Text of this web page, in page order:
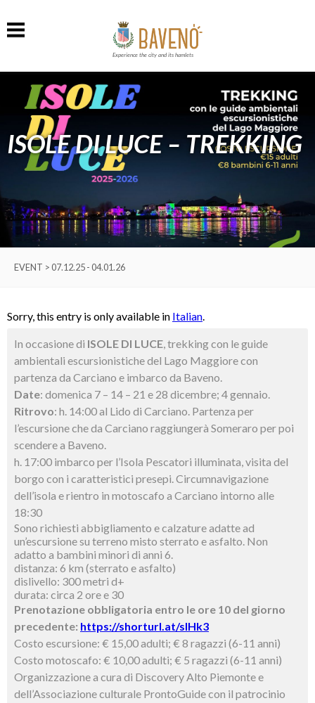
Experience the city and its hamlets
ISOLE DI LUCE – TREKKING
EVENT > 07.12.25 - 04.01.26
Sorry, this entry is only available in Italian.
In occasione di ISOLE DI LUCE, trekking con le guide
ambientali escursionistiche del Lago Maggiore con
partenza da Carciano e imbarco da Baveno.
Date: domenica 7 – 14 – 21 e 28 dicembre; 4 gennaio.
Ritrovo: h. 14:00 al Lido di Carciano. Partenza per
l’escursione che da Carciano raggiungerà Someraro per poi
scendere a Baveno.
h. 17:00 imbarco per l’Isola Pescatori illuminata, visita del
borgo con i caratteristici presepi. Circumnavigazione
dell’isola e rientro in motoscafo a Carciano intorno alle
18:30
Sono richiesti abbigliamento e calzature adatte ad
un’escursione su terreno misto sterrato e asfalto. Non
adatto a bambini minori di anni 6.
distanza: 6 km (sterrato e asfalto)
dislivello: 300 metri d+
durata: circa 2 ore e 30
Prenotazione obbligatoria entro le ore 10 del giorno
precedente: https://shorturl.at/sIHk3
Costo escursione: € 15,00 adulti; € 8 ragazzi (6-11 anni)
Costo motoscafo: € 10,00 adulti; € 5 ragazzi (6-11 anni)
Organizzazione a cura di Discovery Alto Piemonte e
dell’Associazione culturale ProntoGuide con il patrocinio